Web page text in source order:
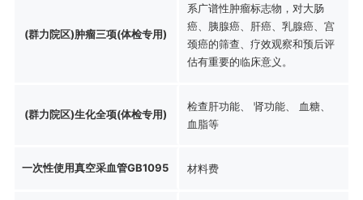
(群力院区)肿瘤三项(体检专用)
系广谱性肿瘤标志物，对大肠
癌、胰腺癌、肝癌、乳腺癌、宫
颈癌的筛查、疗效观察和预后评
估有重要的临床意义。
(群力院区)生化全项(体检专用)
检查肝功能、 肾功能、 血糖、
血脂等
一次性使用真空采血管GB1095 材料费